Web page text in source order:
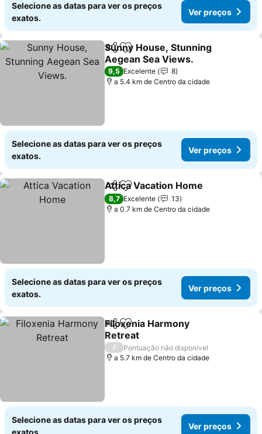
Selecione as datas para ver os preços
exatos.
Ver preços
PartilharAdicionar aos favoritos
Sunny House, Stunning
Aegean Sea Views.
Ver preços
9,5 Excelente
8
a 5.4 km de Centro da cidade
Selecione as datas para ver os preços
exatos.
Ver preços
PartilharAdicionar aos favoritos
Attica Vacation Home
8,7 Excelente
13
a 0.7 km de Centro da cidade
Selecione as datas para ver os preços
exatos.
Ver preços
PartilharAdicionar aos favoritos
Filoxenia Harmony
Retreat
Ver preços
/
Pontuação não disponível
a 5.7 km de Centro da cidade
Selecione as datas para ver os preços
exatos.
Ver preços